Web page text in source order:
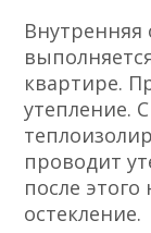
Внутренняя
квартире.
утепление.
проводит
после
остекление.